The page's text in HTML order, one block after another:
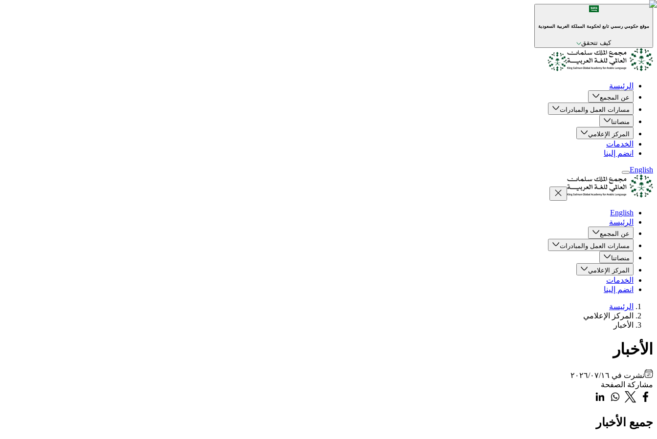
موقع حكومي رسمي تابع لحكومة المملكة العربية السعودية
كيف تتحقق
الرئيسة
عن المجمع
مسارات العمل والمبادرات
منصاتنا
المركز الإعلامي
الخدمات
انضم إلينا
English
English
الرئيسة
عن المجمع
مسارات العمل والمبادرات
منصاتنا
المركز الإعلامي
الخدمات
انضم إلينا
الرئيسة
المركز الإعلامي
الأخبار
الأخبار
نشرت في ٢٠٢٦/٠٧/١٦
مشاركة الصفحة
جميع الأخبار